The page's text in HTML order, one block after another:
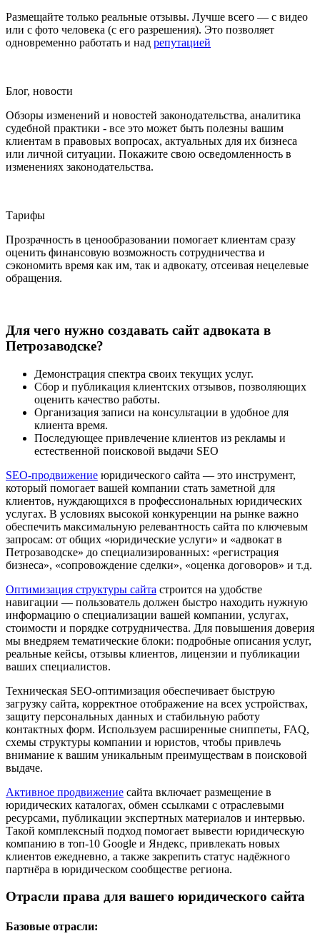
Размещайте только реальные отзывы. Лучше всего — с видео
или с фото человека (с его разрешения). Это позволяет
одновременно работать и над репутацией
Блог, новости
Обзоры изменений и новостей законодательства, аналитика
судебной практики - все это может быть полезны вашим
клиентам в правовых вопросах, актуальных для их бизнеса
или личной ситуации. Покажите свою осведомленность в
изменениях законодательства.
Тарифы
Прозрачность в ценообразовании помогает клиентам сразу
оценить финансовую возможность сотрудничества и
сэкономить время как им, так и адвокату, отсеивая нецелевые
обращения.
Для чего нужно создавать сайт адвоката в
Петрозаводске?
Демонстрация спектра своих текущих услуг.
Сбор и публикация клиентских отзывов, позволяющих
оценить качество работы.
Организация записи на консультации в удобное для
клиента время.
Последующее привлечение клиентов из рекламы и
естественной поисковой выдачи SEO
SEO-продвижение юридического сайта — это инструмент,
который помогает вашей компании стать заметной для
клиентов, нуждающихся в профессиональных юридических
услугах. В условиях высокой конкуренции на рынке важно
обеспечить максимальную релевантность сайта по ключевым
запросам: от общих «юридические услуги» и «адвокат в
Петрозаводске» до специализированных: «регистрация
бизнеса», «сопровождение сделки», «оценка договоров» и т.д.
Оптимизация структуры сайта строится на удобстве
навигации — пользователь должен быстро находить нужную
информацию о специализации вашей компании, услугах,
стоимости и порядке сотрудничества. Для повышения доверия
мы внедряем тематические блоки: подробные описания услуг,
реальные кейсы, отзывы клиентов, лицензии и публикации
ваших специалистов.
Техническая SEO-оптимизация обеспечивает быструю
загрузку сайта, корректное отображение на всех устройствах,
защиту персональных данных и стабильную работу
контактных форм. Используем расширенные сниппеты, FAQ,
схемы структуры компании и юристов, чтобы привлечь
внимание к вашим уникальным преимуществам в поисковой
выдаче.
Активное продвижение сайта включает размещение в
юридических каталогах, обмен ссылками с отраслевыми
ресурсами, публикации экспертных материалов и интервью.
Такой комплексный подход помогает вывести юридическую
компанию в топ-10 Google и Яндекс, привлекать новых
клиентов ежедневно, а также закрепить статус надёжного
партнёра в юридическом сообществе региона.
Отрасли права для вашего юридического сайта
Базовые отрасли: